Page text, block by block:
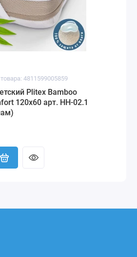
4811599005859
Plitex Bamboo
120х60 арт. НН-02.1